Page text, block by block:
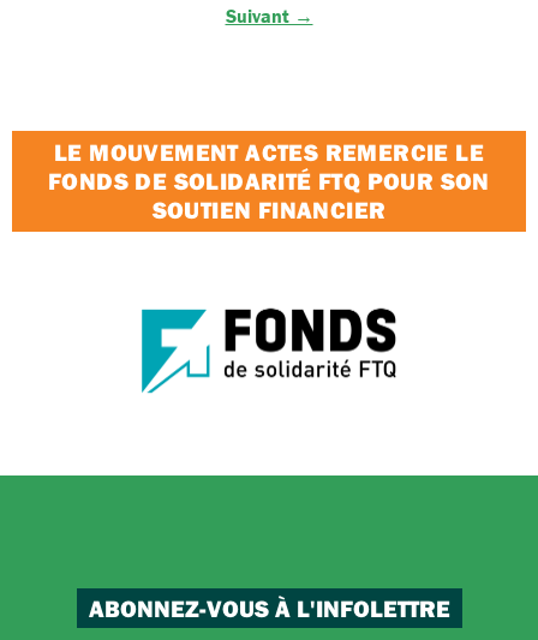
Suivant →
LE MOUVEMENT ACTES REMERCIE LE
FONDS DE SOLIDARITÉ FTQ POUR SON
SOUTIEN FINANCIER
ABONNEZ-VOUS À L'INFOLETTRE